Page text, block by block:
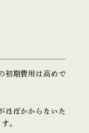
初期費用は高めで
ほぼかからないた
。